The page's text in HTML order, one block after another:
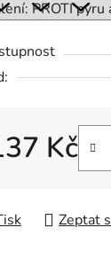
Kč
Zeptat